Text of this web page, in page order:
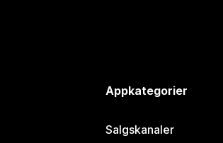
Appkategorier
Salgskanaler